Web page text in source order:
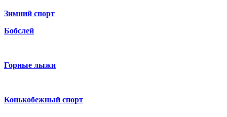
Зимний спорт
Бобслей
Горные лыжи
Конькобежный спорт